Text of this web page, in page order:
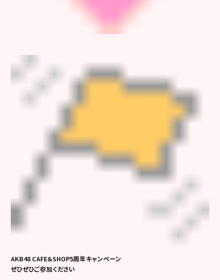
AKB48 CAFE＆SHOP5周年キャンペーン
ぜひぜひご参加ください